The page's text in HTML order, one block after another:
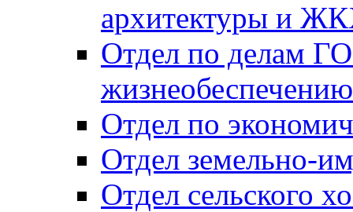
архитектуры и
Отдел по делам
Отдел по
Отдел земельно-
Отдел сельского